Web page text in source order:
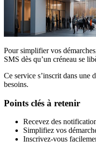
Pour simplifier vos
SMS dès qu’un créneau se
Ce service s’inscrit dans une
besoins.
Points clés à retenir
Recevez des
Simplifiez vos
Inscrivez-vous